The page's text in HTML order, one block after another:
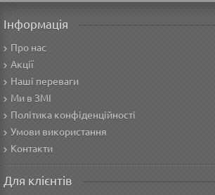
Інформація
Про нас
Акції
Наші переваги
Ми в ЗМІ
Політика конфіденційності
Умови використання
Контакти
Для клієнтів